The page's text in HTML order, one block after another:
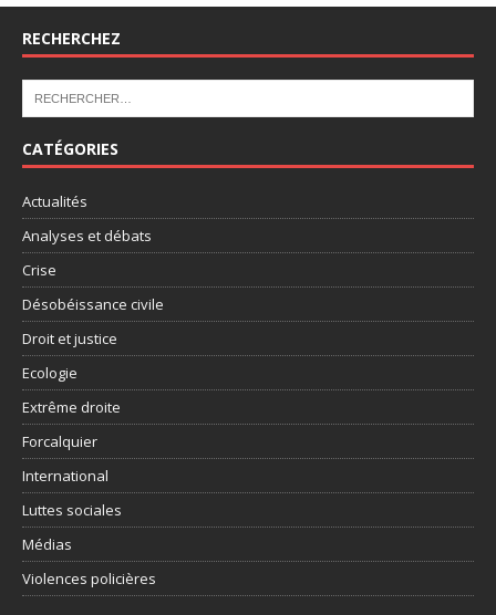
RECHERCHEZ
CATÉGORIES
Actualités
Analyses et débats
Crise
Désobéissance civile
Droit et justice
Ecologie
Extrême droite
Forcalquier
International
Luttes sociales
Médias
Violences policières